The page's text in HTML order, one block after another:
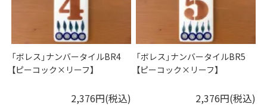
「ボレス」ナンバータイルBR4
【ピーコック×リーフ】
2,376円(税込)
「ボレス」ナンバータイルBR5
【ピーコック×リーフ】
2,376円(税込)